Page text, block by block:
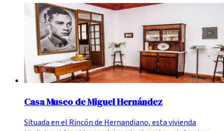
Casa Museo de Miguel Hernández
Situada en el Rincón de Hernandiano, esta vivienda